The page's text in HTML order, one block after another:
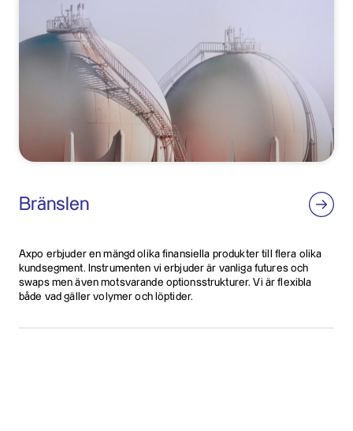
Bränslen
Axpo erbjuder en mängd olika finansiella produkter till flera olika
kundsegment. Instrumenten vi erbjuder är vanliga futures och
swaps men även motsvarande optionsstrukturer. Vi är flexibla
både vad gäller volymer och löptider.